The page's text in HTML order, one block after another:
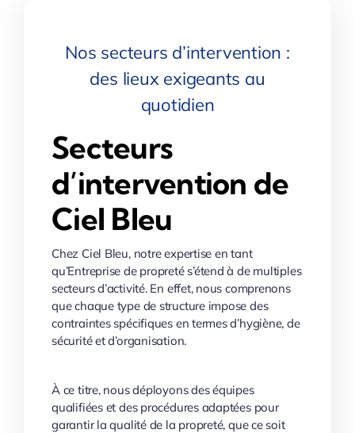
Nos secteurs d’intervention :
des lieux exigeants au
quotidien
Secteurs
d’intervention de
Ciel Bleu
Chez Ciel Bleu, notre expertise en tant
qu’Entreprise de propreté s’étend à de multiples
secteurs d’activité. En effet, nous comprenons
que chaque type de structure impose des
contraintes spécifiques en termes d’hygiène, de
sécurité et d’organisation.
À ce titre, nous déployons des équipes
qualifiées et des procédures adaptées pour
garantir la qualité de la propreté, que ce soit